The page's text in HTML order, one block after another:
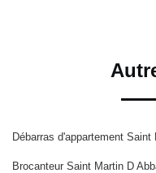
Débarras d'appartement Saint
Brocanteur Saint Martin D